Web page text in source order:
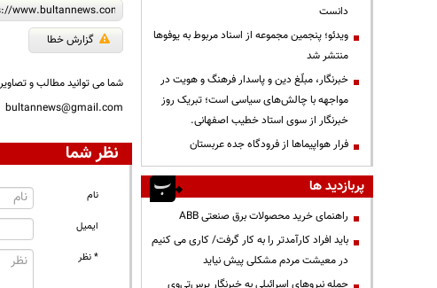
گزارش خطا
شما می توانید مطالب و
bultannews@gmail.com
نظر شما
نام
ایمیل
* نظر
دانست
ویدئو؛ پنجمین مجموعه از اسناد مربوط به یوفوها
منتشر شد
خبرنگار، مبلّغ دین و پاسدار فرهنگ و هویت در
مواجهه با چالش‌های سیاسی است؛ تبریک روز
خبرنگار از سوی استاد خطیب اصفهانی.
فرار هواپیماها از فرودگاه جده عربستان
پربازدید ها
راهنمای خرید محصولات برق صنعتی ABB
باید افراد کارآمدتر را به کار گرفت/ کاری می کنیم
در معیشت مردم مشکلی پیش نیاید
حمله نیروهای اسرائیلی به خبرنگار پرس‌تی‌وی